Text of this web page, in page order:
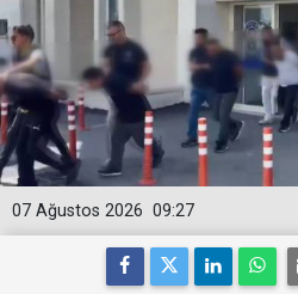
09:27
07 Ağustos 2026